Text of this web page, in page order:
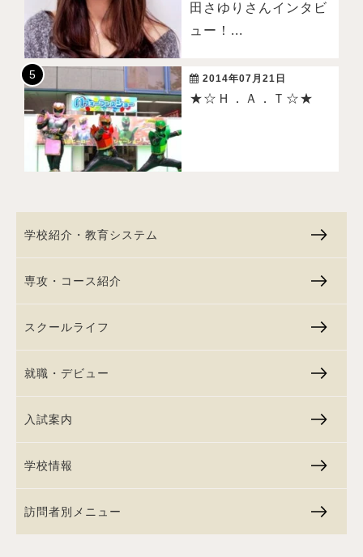
田さゆりさんインタビ
ュー！...
2014年07月21日
★☆Ｈ．Ａ．Ｔ☆★
学校紹介・教育システム
専攻・コース紹介
スクールライフ
就職・デビュー
入試案内
学校情報
訪問者別メニュー